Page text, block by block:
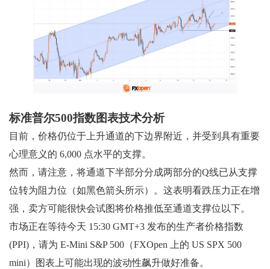
标准普尔500指数图表技术分析
目前，价格仍位于上升通道的下边界附近，并受到具有重要
心理意义的 6,000 点水平的支撑。
然而，请注意，将通道下半部分分成两部分的Q线已从支撑
位转为阻力位（如黑色箭头所示）。这表明看跌压力正在增
强，卖方可能很快会试图将价格推低至通道支撑位以下。
市场正在等待今天 15:30 GMT+3 发布的生产者价格指数
(PPI)，请为 E-Mini S&P 500（FXOpen 上的 US SPX 500
mini）图表上可能出现的波动性飙升做好准备。